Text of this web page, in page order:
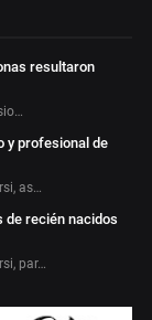
resultaron
y profesional de
as…
de recién nacidos
par…